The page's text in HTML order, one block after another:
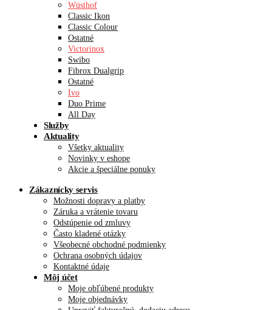
Wüsthof
Classic Ikon
Classic Colour
Ostatné
Victorinox
Swibo
Fibrox Dualgrip
Ostatné
Ivo
Duo Prime
All Day
Služby
Aktuality
Všetky aktuality
Novinky v eshope
Akcie a špeciálne ponuky
Zákaznícky servis
Možnosti dopravy a platby
Záruka a vrátenie tovaru
Odstúpenie od zmluvy
Často kladené otázky
Všeobecné obchodné podmienky
Ochrana osobných údajov
Kontaktné údaje
Môj účet
Moje obľúbené produkty
Moje objednávky